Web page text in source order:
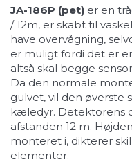
JA-186P (pet) er en
/ 12m, er skabt til
have overvågning,
er muligt fordi det er
altså skal begge
Da den normale
gulvet, vil den øverste
kæledyr. Detektorens
afstanden 12 m.
monteret i, dikterer
elementer.